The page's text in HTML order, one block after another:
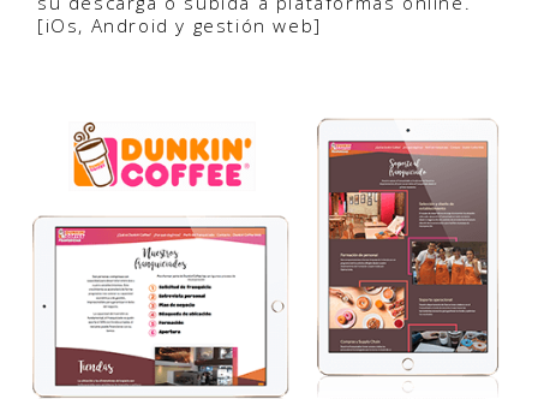
[iOs, Android y gestión web]